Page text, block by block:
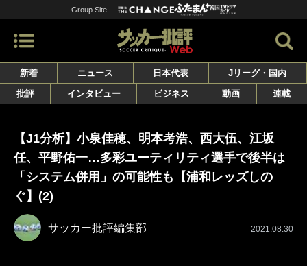
Group Site
新着 ニュース 日本代表
Jリーグ・国内
批評
インタビュー ビジネス 動画 連載
【J1分析】小泉佳穂、明本考浩、西大伍、江坂
任、平野佑一…多彩ユーティリティ選手で後半は
「システム併用」の可能性も【浦和レッズしの
ぐ】(2)
サッカー批評編集部 2021.08.30